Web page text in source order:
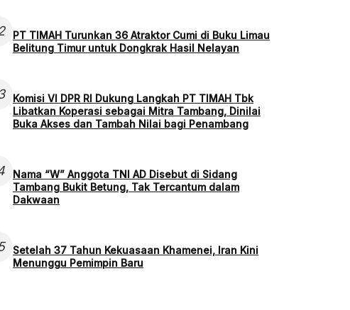
PT TIMAH Turunkan 36 Atraktor Cumi di Buku Limau
Belitung Timur untuk Dongkrak Hasil Nelayan
Komisi VI DPR RI Dukung Langkah PT TIMAH Tbk
Libatkan Koperasi sebagai Mitra Tambang, Dinilai
Buka Akses dan Tambah Nilai bagi Penambang
Nama “W” Anggota TNI AD Disebut di Sidang
Tambang Bukit Betung, Tak Tercantum dalam
Dakwaan
Setelah 37 Tahun Kekuasaan Khamenei, Iran Kini
Menunggu Pemimpin Baru